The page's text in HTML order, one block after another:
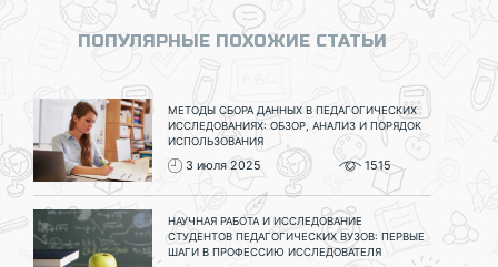
ПОПУЛЯРНЫЕ ПОХОЖИЕ СТАТЬИ
МЕТОДЫ СБОРА ДАННЫХ В ПЕДАГОГИЧЕСКИХ
ИССЛЕДОВАНИЯХ: ОБЗОР, АНАЛИЗ И ПОРЯДОК
ИСПОЛЬЗОВАНИЯ
3 июля 2025 1515
НАУЧНАЯ РАБОТА И ИССЛЕДОВАНИЕ
СТУДЕНТОВ ПЕДАГОГИЧЕСКИХ ВУЗОВ: ПЕРВЫЕ
ШАГИ В ПРОФЕССИЮ ИССЛЕДОВАТЕЛЯ